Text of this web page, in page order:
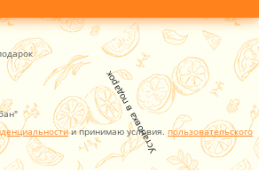
Установка в подарок
и принимаю условия. пользовательского